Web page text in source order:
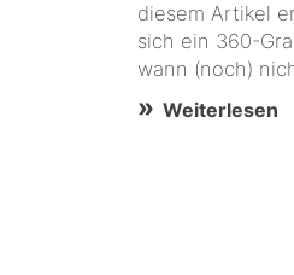
diesem Artikel
sich ein 360-
wann (noch)
Weiterlesen